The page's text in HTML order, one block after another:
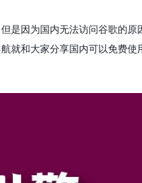
但是因为国内无法访问谷歌的原
就和大家分享国内可以免费使